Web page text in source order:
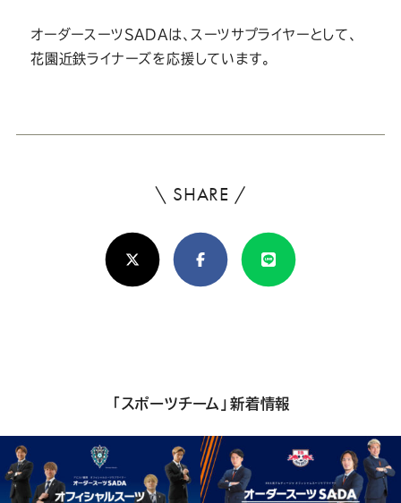
オーダースーツSADAは、スーツサプライヤーとして、
花園近鉄ライナーズを応援しています。
\ SHARE /
ろ
し
け
シ
し
X(Twitter)FacebookLine
「スポーツチーム」新着情報